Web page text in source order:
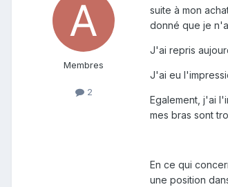
Membres
2
suite à mon
donné que je
J'ai repris
J'ai eu
Egalement, j'ai
mes bras sont
En ce qui
une position